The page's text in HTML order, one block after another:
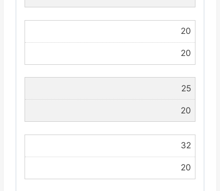
20
20
25
20
32
20